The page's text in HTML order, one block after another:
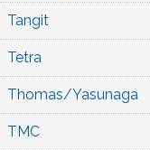
Tangit
Tetra
Thomas/Yasunaga
TMC